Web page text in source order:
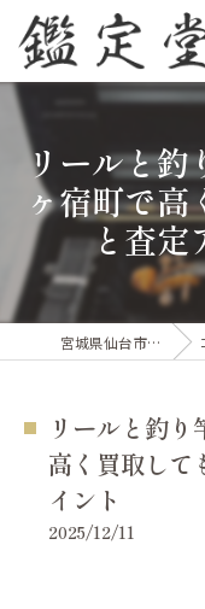
リールと釣
ヶ宿町で
と査定
宮城県仙台市の出張買取なら鑑定堂
リールと釣
高く買取して
イント
2025/12/11